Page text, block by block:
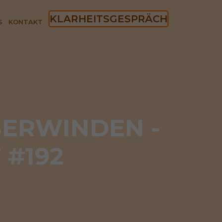
KONTAKT KLARHEITSGESPRÄCH
-
#192